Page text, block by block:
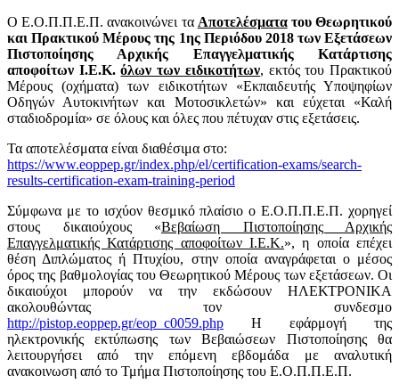
Ο Ε.Ο.Π.Π.Ε.Π. ανακοινώνει τα Αποτελέσματατου Θεωρητικού
και Πρακτικού Μέρους της 1ης Περιόδου 2018 των Εξετάσεων
Πιστοποίησης Αρχικής Επαγγελματικής Κατάρτισης
αποφοίτων Ι.Ε.Κ.όλων των ειδικοτήτων, εκτός του Πρακτικού
Μέρους (οχήματα) των ειδικοτήτων «Εκπαιδευτής Υποψηφίων
Οδηγών Αυτοκινήτων και Μοτοσικλετών» και εύχεται «Καλή
σταδιοδρομία» σε όλους και όλες που πέτυχαν στις εξετάσεις.
Τα αποτελέσματα είναι διαθέσιμα στο:
https://www.eoppep.gr/index.php/el/certification-exams/search-
results-certification-exam-training-period
Σύμφωνα με το ισχύον θεσμικό πλαίσιο ο Ε.Ο.Π.Π.Ε.Π. χορηγεί
στους δικαιούχους «Βεβαίωση Πιστοποίησης Αρχικής
Επαγγελματικής Κατάρτισης αποφοίτων Ι.Ε.Κ.», η οποία επέχει
θέση Διπλώματος ή Πτυχίου, στην οποία αναγράφεται ο μέσος
όρος της βαθμολογίας του Θεωρητικού Μέρους των εξετάσεων. Οι
δικαιούχοι μπορούν να την εκδώσουν ΗΛΕΚΤΡΟΝΙΚΑ
ακολουθώντας τον συνδεσμο
http://pistop.eoppep.gr/eop_c0059.php Η εφάρμογή της
ηλεκτρονικής εκτύπωσης των Βεβαιώσεων Πιστοποίησης θα
λειτουργήσει από την επόμενη εβδομάδα με αναλυτική
ανακοινωση από το Τμήμα Πιστοποίησης του Ε.Ο.Π.Π.Ε.Π.